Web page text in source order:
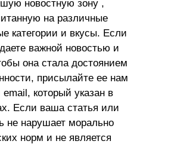
новостную зону ,
на различные
категории и вкусы. Если
важной новостью и
она стала достоянием
присылайте ее нам
который указан в
Если ваша статья или
не нарушает морально
норм и не является